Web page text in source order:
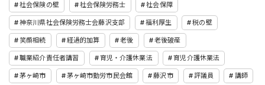
社会保険の壁 社会保険労務士 社会保障
神奈川県社会保険労務士会藤沢支部 福利厚生 税の壁
笑顔相続 経過的加算 老後 老後破産
職業紹介責任者講習 育児・介護休業法 育児介護休業法
茅ヶ崎市 茅ヶ崎市勤労市民会館 藤沢市 評議員 講師